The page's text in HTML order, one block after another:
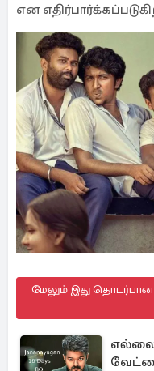
என
மேலும் இது தொடர்பான